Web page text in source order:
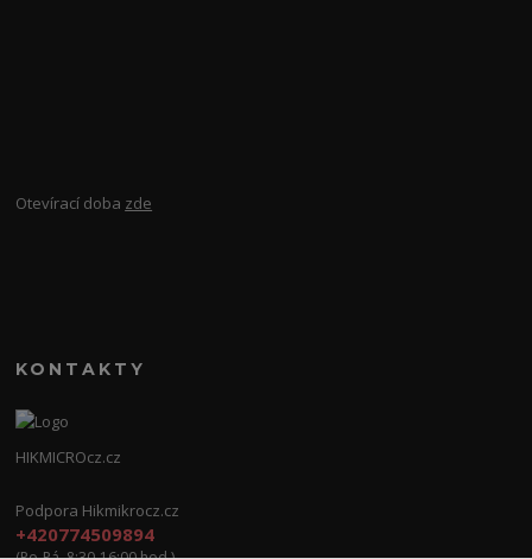
Otevírací doba zde
KONTAKTY
HIKMICROcz.cz
Podpora Hikmikrocz.cz
+420774509894